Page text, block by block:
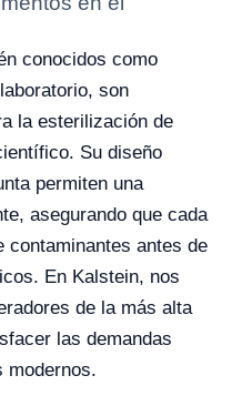
conocidos como
son
la esterilización de
Su diseño
permiten una
asegurando que cada
contaminantes antes de
En Kalstein, nos
de la más alta
las demandas
modernos.